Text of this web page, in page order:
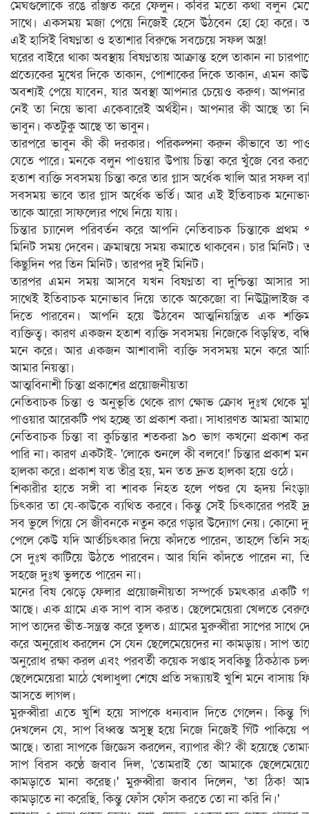
মেঘগুলোকে রঙে রঞ্জিত করে ফেলুন। কবির মতো কথা বলুন
সাথে। একসময় মজা পেয়ে নিজেই হেসে উঠবেন হো হো করে।
এই হাসিই বিষণ্নতা ও হতাশার বিরুদ্ধে সবচেয়ে সফল অস্ত্র!
ঘরের বাইরে থাকা অবস্থায় বিষণ্নতায় আক্রান্ত হলে তাকান না
প্রত্যেকের মুখের দিকে তাকান, পোশাকের দিকে তাকান, এমন
অবশ্যই পেয়ে যাবেন, যার অবস্থা আপনার চেয়েও করুণ। আপনার
নেই তা নিয়ে ভাবা একেবারেই অর্থহীন। আপনার কী আছে তা
ভাবুন। কতটুকু আছে তা ভাবুন।
তারপরে ভাবুন কী কী দরকার। পরিকল্পনা করুন কীভাবে তা
যেতে পারে। মনকে বলুন পাওয়ার উপায় চিন্তা করে খুঁজে বের
হতাশ ব্যক্তি সবসময় চিন্তা করে তার গ্লাস অর্ধেক খালি আর সফল
সবসময় ভাবে তার গ্লাস অর্ধেক ভর্তি। আর এই ইতিবাচক
তাকে আরো সাফল্যের পথে নিয়ে যায়।
চিন্তার চ্যানেল পরিবর্তন করে আপনি নেতিবাচক চিন্তাকে প্রথম
মিনিট সময় দেবেন। ক্রমান্বয়ে সময় কমাতে থাকবেন। চার মিনিট।
কিছুদিন পর তিন মিনিট। তারপর দুই মিনিট।
তারপর এমন সময় আসবে যখন বিষণ্নতা বা দুশ্চিন্তা আসার
সাথেই ইতিবাচক মনোভাব দিয়ে তাকে অকেজো বা নিউট্রালাইজ
দিতে পারবেন। আপনি হয়ে উঠবেন আত্মনিয়ন্ত্রিত এক
ব্যক্তিত্ব। কারণ একজন হতাশ ব্যক্তি সবসময় নিজেকে বিড়ম্বিত,
মনে করে। আর একজন আশাবাদী ব্যক্তি সবসময় মনে করে
আমার নিয়ন্তা।
আত্মবিনাশী চিন্তা প্রকাশের প্রয়োজনীয়তা
নেতিবাচক চিন্তা ও অনুভূতি থেকে রাগ ক্ষোভ ক্রোধ দুঃখ থেকে
পাওয়ার আরেকটি পথ হচ্ছে তা প্রকাশ করা। সাধারণত আমরা
নেতিবাচক চিন্তা বা কুচিন্তার শতকরা ৯০ ভাগ কখনো প্রকাশ
পারি না। কারণ একটাই- 'লোকে শুনলে কী বলবে!' চিন্তার প্রকাশ
হালকা করে। প্রকাশ যত তীব্র হয়, মন তত দ্রুত হালকা হয়ে ওঠে।
শিকারীর হাতে সঙ্গী বা শাবক নিহত হলে পশুর যে হৃদয়
চিৎকার তা যে-কাউকে ব্যথিত করবে। কিন্তু সেই চিৎকারের পরই
সব ভুলে গিয়ে সে জীবনকে নতুন করে গড়ার উদ্যোগ নেয়। কোনো
পেলে কেউ যদি আর্তচিৎকার দিয়ে কাঁদতে পারেন, তাহলে তিনি
সে দুঃখ কাটিয়ে উঠতে পারবেন। আর যিনি কাঁদতে পারেন না,
সহজে দুঃখ ভুলতে পারেন না।
মনের বিষ ঝেড়ে ফেলার প্রয়োজনীয়তা সম্পর্কে চমৎকার একটি
আছে। এক গ্রামে এক সাপ বাস করত। ছেলেমেয়েরা খেলতে
সাপ তাদের ভীত-সন্ত্রস্ত করে তুলত। গ্রামের মুরুব্বীরা সাপের সাথে
করে অনুরোধ করলেন সে যেন ছেলেমেয়েদের না কামড়ায়। সাপ
অনুরোধ রক্ষা করল এবং পরবর্তী কয়েক সপ্তাহ সবকিছু ঠিকঠাক
ছেলেমেয়েরা মাঠে খেলাধুলা শেষে প্রতি সন্ধ্যায়ই খুশি মনে বাসায়
আসতে লাগল।
মুরুব্বীরা এতে খুশি হয়ে সাপকে ধন্যবাদ দিতে গেলেন। কিন্তু
দেখলেন যে, সাপ বিধ্বস্ত অসুস্থ হয়ে নিজে নিজেই গিঁট পাকিয়ে
আছে। তারা সাপকে জিজ্ঞেস করলেন, ব্যাপার কী? কী হয়েছে
সাপ বিরস কণ্ঠে জবাব দিল, 'তোমরাই তো আমাকে
কামড়াতে মানা করেছ।' মুরুব্বীরা জবাব দিলেন, 'তা ঠিক!
কামড়াতে না করেছি, কিন্তু ফোঁস ফোঁস করতে তো না করি নি।'